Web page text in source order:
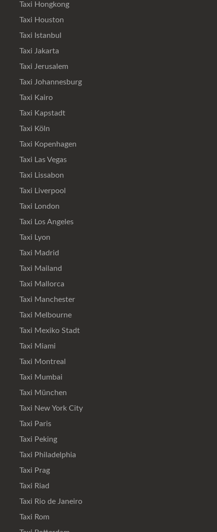
Taxi Hongkong
Taxi Houston
Taxi Istanbul
Taxi Jakarta
Taxi Jerusalem
Taxi Johannesburg
Taxi Kairo
Taxi Kapstadt
Taxi Köln
Taxi Kopenhagen
Taxi Las Vegas
Taxi Lissabon
Taxi Liverpool
Taxi London
Taxi Los Angeles
Taxi Lyon
Taxi Madrid
Taxi Mailand
Taxi Mallorca
Taxi Manchester
Taxi Melbourne
Taxi Mexiko Stadt
Taxi Miami
Taxi Montreal
Taxi Mumbai
Taxi München
Taxi New York City
Taxi Paris
Taxi Peking
Taxi Philadelphia
Taxi Prag
Taxi Riad
Taxi Rio de Janeiro
Taxi Rom